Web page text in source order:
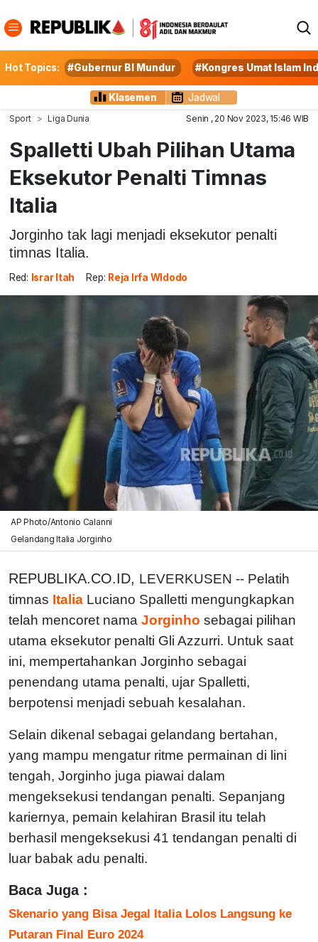
Hot Topics: #Gubernur BI Mundur #Kongres Umat Islam
Klasemen Jadwal
Sport Liga Dunia Senin , 20 Nov 2023, 15:46 WIB
Spalletti Ubah Pilihan Utama
Eksekutor Penalti Timnas
Italia
Jorginho tak lagi menjadi eksekutor penalti
timnas Italia.
Red: Israr Itah Rep: Reja Irfa WIdodo
AP Photo/Antonio Calanni
Gelandang Italia Jorginho
REPUBLIKA.CO.ID, LEVERKUSEN -- Pelatih
timnas Italia Luciano Spalletti mengungkapkan
telah mencoret nama Jorginho sebagai pilihan
utama eksekutor penalti Gli Azzurri. Untuk saat
ini, mempertahankan Jorginho sebagai
penendang utama penalti, ujar Spalletti,
berpotensi menjadi sebuah kesalahan.
Selain dikenal sebagai gelandang bertahan,
yang mampu mengatur ritme permainan di lini
tengah, Jorginho juga piawai dalam
mengeksekusi tendangan penalti. Sepanjang
kariernya, pemain kelahiran Brasil itu telah
berhasil mengeksekusi 41 tendangan penalti di
luar babak adu penalti.
Baca Juga :
Skenario yang Bisa Jegal Italia Lolos Langsung ke
Putaran Final Euro 2024